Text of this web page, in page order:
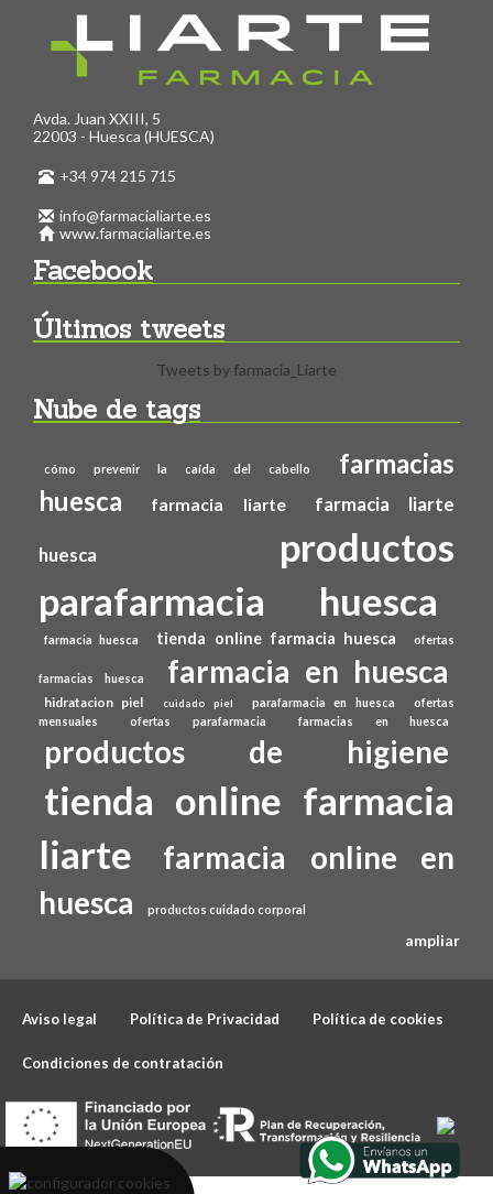
Avda. Juan XXIII, 5
22003 - Huesca (HUESCA)
+34 974 215 715
info@farmacialiarte.es
www.farmacialiarte.es
Facebook
Últimos tweets
Tweets by farmacia_Liarte
Nube de tags
cómo prevenir la caída del cabello
farmacias
huesca
farmacia liarte farmacia liarte
huesca
productos
parafarmacia huesca
farmacia huesca tienda online farmacia huesca ofertas
farmacias huesca farmacia en huesca
hidratacion piel cuidado piel parafarmacia en huesca
ofertas
mensuales
ofertas parafarmacia farmacias en huesca
productos de higiene
tienda online farmacia
liarte
farmacia online en
huesca
productos cuidado corporal
ampliar
Aviso legal Política de Privacidad Política de cookies
Condiciones de contratación